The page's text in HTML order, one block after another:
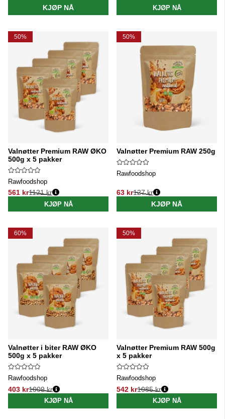
KJØP NÅ
KJØP NÅ
50%
Valnøtter Premium RAW ØKO
500g x 5 pakker
Rawfoodshop
561 kr
Vanlig pris:
1121 kr
KJØP NÅ
50%
Valnøtter Premium RAW 250g
Rawfoodshop
63 kr
Vanlig pris:
127 kr
KJØP NÅ
60%
Valnøtter i biter RAW ØKO
500g x 5 pakker
Rawfoodshop
403 kr
Vanlig pris:
1009 kr
KJØP NÅ
50%
Valnøtter Premium RAW 500g
x 5 pakker
Rawfoodshop
542 kr
Vanlig pris:
1085 kr
KJØP NÅ